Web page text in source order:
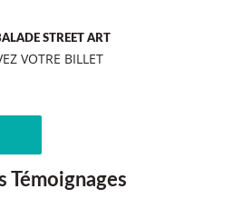
STREET ART
VOTRE BILLET
Témoignages